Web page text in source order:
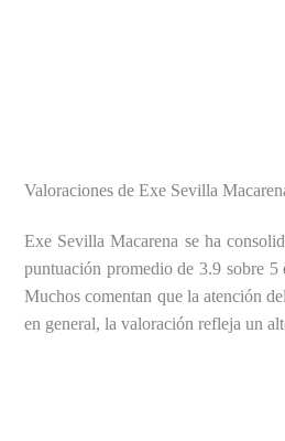
Valoraciones de Exe Sevilla
Exe Sevilla Macarena se ha
puntuación promedio de 3.9 sobre
Muchos comentan que la atención
en general, la valoración refleja un